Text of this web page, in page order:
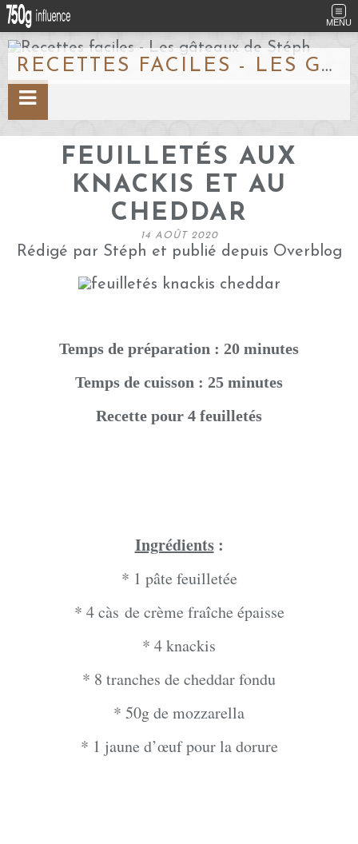
MENU
RECETTES FACILES - LES GÂTEAUX DE STÉPH
FEUILLETÉS AUX
KNACKIS ET AU
CHEDDAR
14 AOÛT 2020
Rédigé par Stéph et publié depuis Overblog
Temps de préparation : 20 minutes
Temps de cuisson : 25 minutes
Recette pour 4 feuilletés
Ingrédients:
* 1 pâte feuilletée
* 4 càs de crème fraîche épaisse
* 4 knackis
* 8 tranches de cheddar fondu
* 50g de mozzarella
* 1 jaune d’œuf pour la dorure